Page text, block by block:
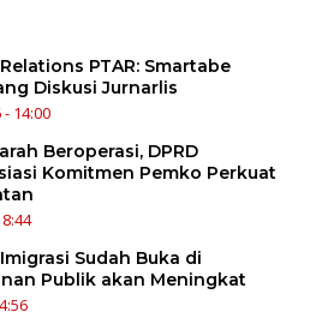
PTAR: Smartabe
Diskusi Jurnarlis
14:00
Beroperasi, DPRD
Komitmen Pemko Perkuat
Sudah Buka di
Publik akan Meningkat